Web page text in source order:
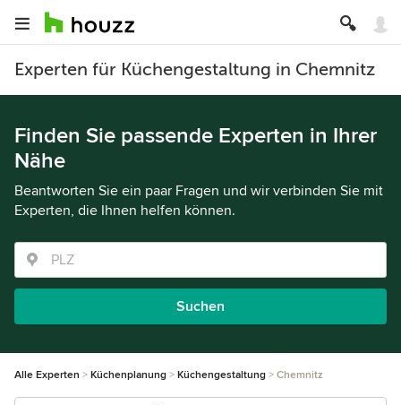
Experten für Küchengestaltung in Chemnitz
Finden Sie passende Experten in Ihrer
Nähe
Beantworten Sie ein paar Fragen und wir verbinden Sie mit
Experten, die Ihnen helfen können.
Suchen
Alle Experten Küchenplanung Küchengestaltung Chemnitz